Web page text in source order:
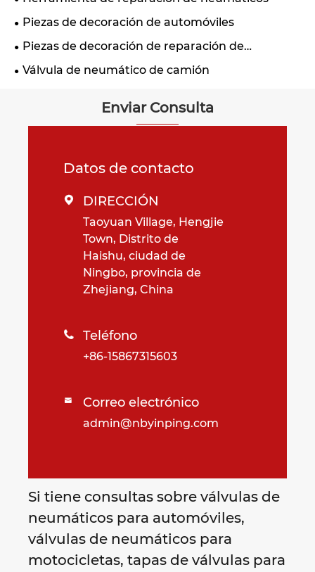
Piezas de decoración de automóviles
Piezas de decoración de reparación de
motocicletas
Válvula de neumático de camión
Enviar Consulta
Datos de contacto
 DIRECCIÓN
Taoyuan Village, Hengjie
Town, Distrito de
Haishu, ciudad de
Ningbo, provincia de
Zhejiang, China
 Teléfono
+86-15867315603
 Correo electrónico
admin@nbyinping.com
Si tiene consultas sobre válvulas de
neumáticos para automóviles,
válvulas de neumáticos para
motocicletas, tapas de válvulas para